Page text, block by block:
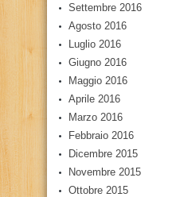
Settembre 2016
Agosto 2016
Luglio 2016
Giugno 2016
Maggio 2016
Aprile 2016
Marzo 2016
Febbraio 2016
Dicembre 2015
Novembre 2015
Ottobre 2015